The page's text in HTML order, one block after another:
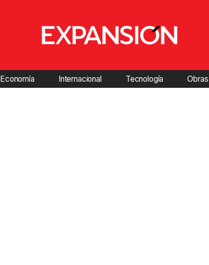
Economía Internacional Tecnología Obras